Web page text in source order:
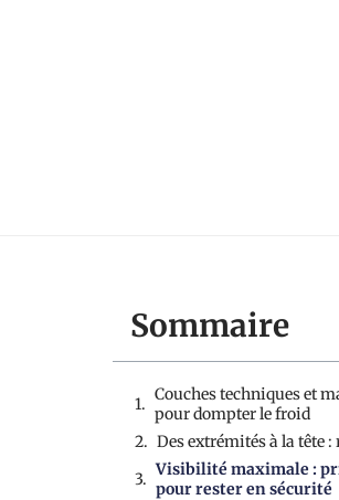
Sommaire
Couches techniques et
pour dompter le froid
Des extrémités à la tête
Visibilité maximale :
pour rester en sécurité